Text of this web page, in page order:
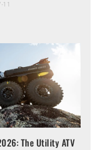
11
The Utility ATV